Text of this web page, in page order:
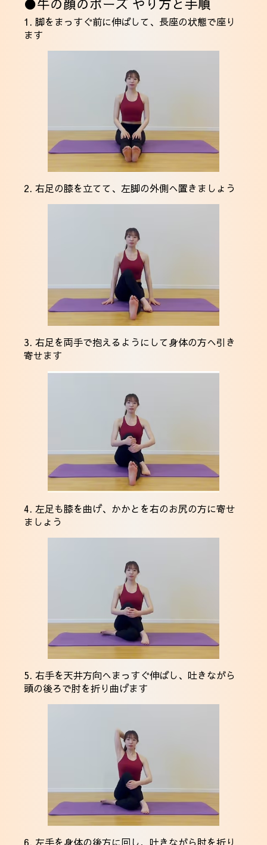
●牛の顔のポーズ やり方と手順
1. 脚をまっすぐ前に伸ばして、長座の状態で座り
ます
2. 右足の膝を立てて、左脚の外側へ置きましょう
3. 右足を両手で抱えるようにして身体の方へ引き
寄せます
4. 左足も膝を曲げ、かかとを右のお尻の方に寄せ
ましょう
5. 右手を天井方向へまっすぐ伸ばし、吐きながら
頭の後ろで肘を折り曲げます
6. 左手を身体の後方に回し、吐きながら肘を折り